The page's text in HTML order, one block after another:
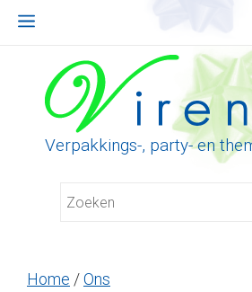
Verpakkings-, party- en
Menu
Home /Ons